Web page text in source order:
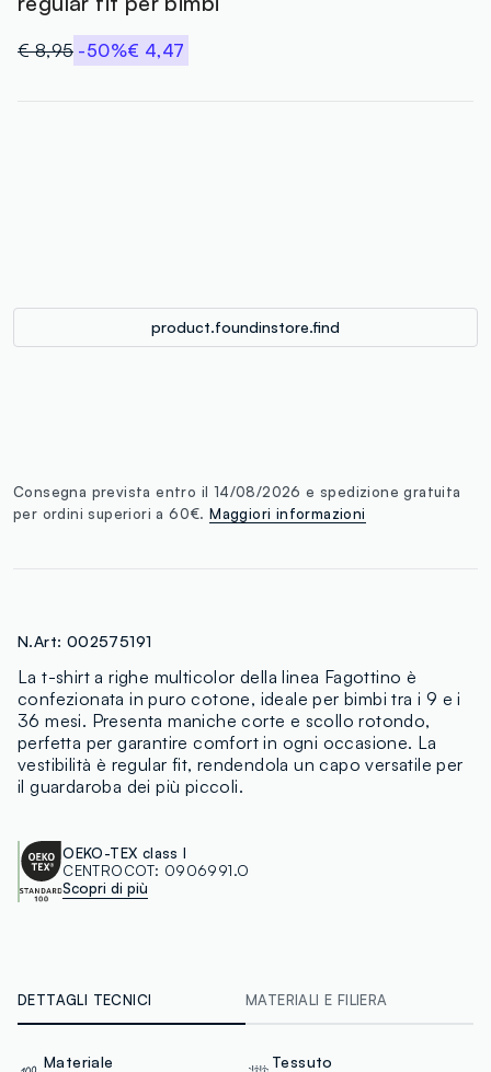
€ 8,95 -50%€ 4,47
product.foundinstore.find
Consegna prevista entro il 14/08/2026 e spedizione gratuita
per ordini superiori a 60€.Maggiori informazioni
N.Art: 002575191
La t-shirt a righe multicolor della linea Fagottino è
confezionata in puro cotone, ideale per bimbi tra i 9 e i
36 mesi. Presenta maniche corte e scollo rotondo,
perfetta per garantire comfort in ogni occasione. La
vestibilità è regular fit, rendendola un capo versatile per
il guardaroba dei più piccoli.
OEKO-TEX class I
CENTROCOT: 0906991.O
Scopri di più
DETTAGLI TECNICI MATERIALI E FILIERA
Materiale
Tessuto